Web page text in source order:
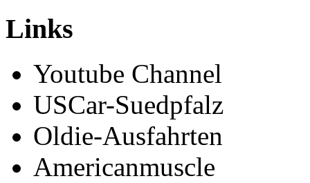
Links
Youtube Channel
USCar-Suedpfalz
Oldie-Ausfahrten
Americanmuscle